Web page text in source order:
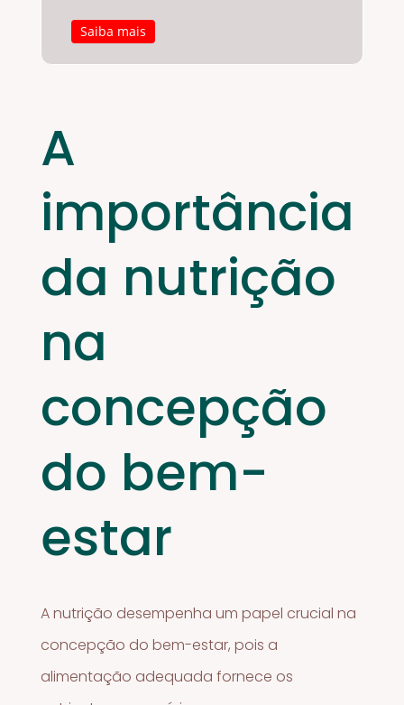
Saiba mais
A
importância
da nutrição
na
concepção
do bem-
estar
A nutrição desempenha um papel crucial na
concepção do bem-estar, pois a
alimentação adequada fornece os